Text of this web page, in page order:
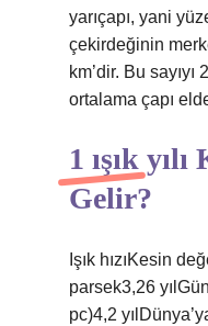
yarıçapı, yani
çekirdeğinin
km’dir. Bu
ortalama çapı
1 ışık
Gelir?
Işık hızıKesin
parsek3,26
pc)4,2